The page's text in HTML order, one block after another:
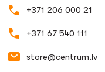
+371 206 000 21
+371 67 540 111
store@centrum.lv